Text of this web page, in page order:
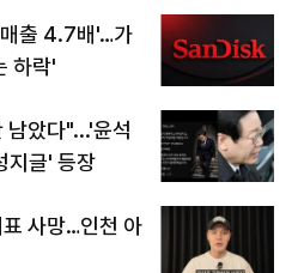
출 4.7배'…가
하락'
남았다"...'윤석
지글' 등장
사망…인천 아